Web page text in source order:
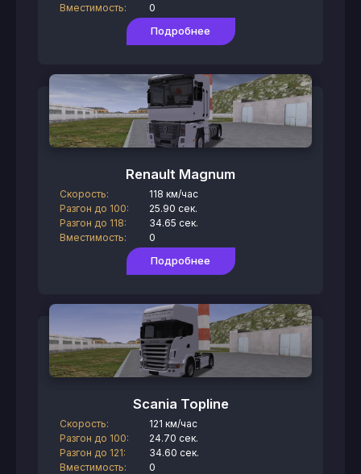
Вместимость:
0
Подробнее
Renault Magnum
Скорость:
118 км/час
Разгон до 100:
25.90 сек.
Разгон до 118:
34.65 сек.
Вместимость:
0
Подробнее
Scania Topline
Скорость:
121 км/час
Разгон до 100:
24.70 сек.
Разгон до 121:
34.60 сек.
Вместимость:
0